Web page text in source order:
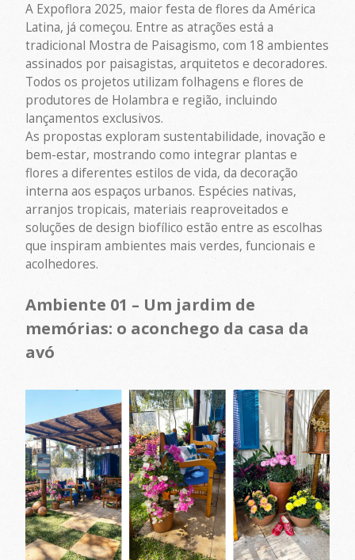
A Expoflora 2025, maior festa de flores da América
Latina, já começou. Entre as atrações está a
tradicional Mostra de Paisagismo, com 18 ambientes
assinados por paisagistas, arquitetos e decoradores.
Todos os projetos utilizam folhagens e flores de
produtores de Holambra e região, incluindo
lançamentos exclusivos.
As propostas exploram sustentabilidade, inovação e
bem-estar, mostrando como integrar plantas e
flores a diferentes estilos de vida, da decoração
interna aos espaços urbanos. Espécies nativas,
arranjos tropicais, materiais reaproveitados e
soluções de design biofílico estão entre as escolhas
que inspiram ambientes mais verdes, funcionais e
acolhedores.
Ambiente 01 – Um jardim de
memórias: o aconchego da casa da
avó